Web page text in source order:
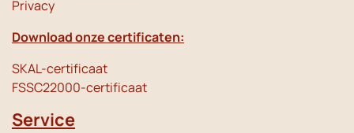
Privacy
Download onze certificaten:
SKAL-certificaat
FSSC22000-certificaat
Service